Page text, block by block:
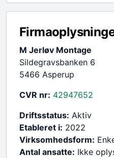
M Jerløv Montage
Sildegravsbanken 6
5466 Asperup
CVR nr: 42947652
Driftsstatus: Aktiv
Etableret i: 2022
Virksomhedsform:
Antal ansatte: Ikke